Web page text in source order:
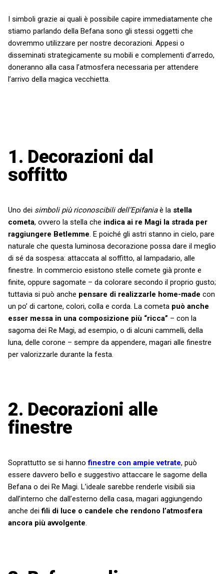
I simboli grazie ai quali è possibile capire immediatamente che
stiamo parlando della Befana sono gli stessi oggetti che
dovremmo utilizzare per nostre decorazioni. Appesi o
disseminati strategicamente su mobili e complementi d’arredo,
doneranno alla casa l’atmosfera necessaria per attendere
l’arrivo della magica vecchietta.
1. Decorazioni dal
soffitto
Uno dei simboli più riconoscibili dell’Epifaniaè la stella
cometa, ovvero la stella che indica ai re Magi la strada per
raggiungere Betlemme. E poiché gli astri stanno in cielo, pare
naturale che questa luminosa decorazione possa dare il meglio
di sé da sospesa: attaccata al soffitto, al lampadario, alle
finestre. In commercio esistono stelle comete già pronte e
finite, oppure sagomate – da colorare secondo il proprio gusto;
tuttavia si può anche pensare di realizzarle home-made con
un po’ di cartone, colori, colla e corda. La cometa può anche
esser messa in una composizione più “ricca” – con la
sagoma dei Re Magi, ad esempio, o di alcuni cammelli, della
luna, delle corone – sempre da appendere, magari alle finestre
per valorizzarle durante la festa.
2. Decorazioni alle
finestre
Soprattutto se si hanno finestre con ampie vetrate, può
essere davvero bello e suggestivo attaccare le sagome della
Befana o dei Re Magi. L’ideale sarebbe renderle visibili sia
dall’interno che dall’esterno della casa, magari aggiungendo
anche deifili di luce o candele che rendono l’atmosfera
ancora più avvolgente.